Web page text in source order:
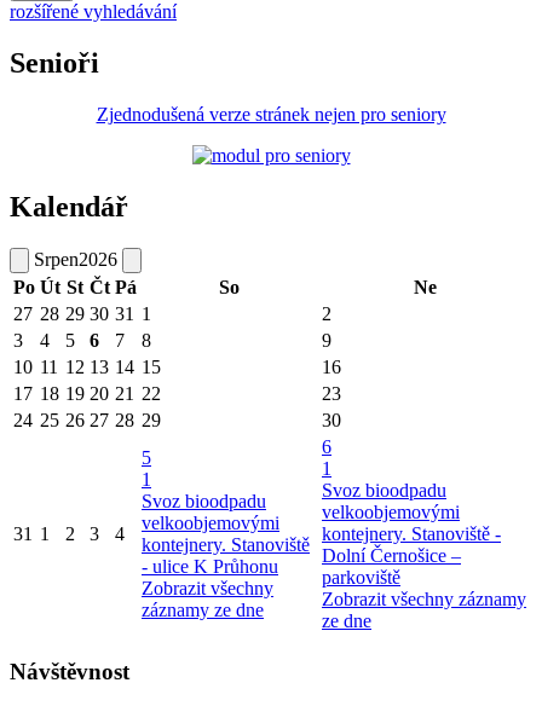
rozšířené vyhledávání
Senioři
Zjednodušená verze stránek nejen pro seniory
Kalendář
Srpen2026
Po Út St Čt Pá So
Ne
27 28 29 30 31 1
2
3
4 5 6 7 8
9
10 11 12 13 14 15
16
17 18 19 20 21 22
23
24 25 26 27 28 29 30
31 1 2 3 4
5
1
Svoz bioodpadu
velkoobjemovými
kontejnery. Stanoviště
- ulice K Průhonu
Zobrazit všechny
záznamy ze dne
6
1
Svoz bioodpadu
velkoobjemovými
kontejnery. Stanoviště -
Dolní Černošice –
parkoviště
Zobrazit všechny záznamy
ze dne
Návštěvnost